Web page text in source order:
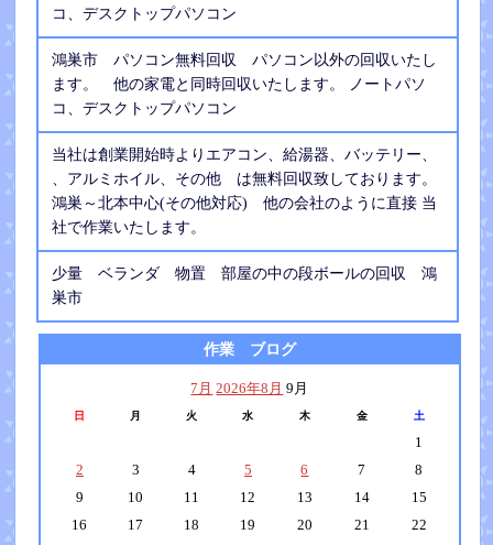
コ、デスクトップパソコン
鴻巣市 パソコン無料回収 パソコン以外の回収いたし
ます。 他の家電と同時回収いたします。 ノートパソ
コ、デスクトップパソコン
当社は創業開始時よりエアコン、給湯器、バッテリー、
、アルミホイル、その他 は無料回収致しております。
鴻巣～北本中心(その他対応) 他の会社のように直接 当
社で作業いたします。
少量 ベランダ 物置 部屋の中の段ボールの回収 鴻
巣市
作業 ブログ
7月 2026年8月 9月
日 月 火 水 木 金 土
1
2
3 4 5 6 7
8
9
10 11 12 13 14
15
16
17 18 19 20 21
22